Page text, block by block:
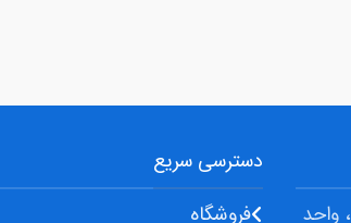
دسترسی سریع
فروشگاه
آدرس: تهران، خیابان ایرانشهر، ساختمان 59، طبقه 3، واحد